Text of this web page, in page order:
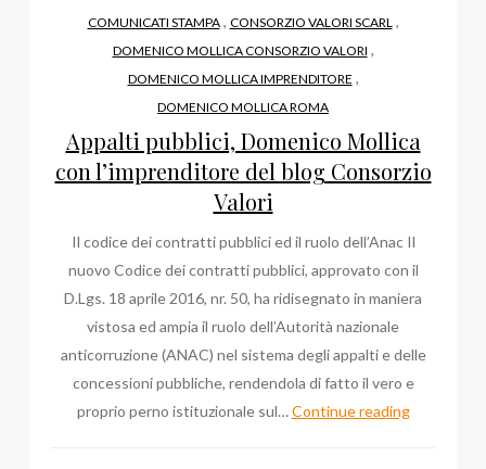
COMUNICATI STAMPA, CONSORZIO VALORI SCARL ,
DOMENICO MOLLICA CONSORZIO VALORI ,
DOMENICO MOLLICA IMPRENDITORE ,
DOMENICO MOLLICA ROMA
Appalti pubblici, Domenico Mollica
con l’imprenditore del blog Consorzio
Valori
Il codice dei contratti pubblici ed il ruolo dell’Anac Il
nuovo Codice dei contratti pubblici, approvato con il
D.Lgs. 18 aprile 2016, nr. 50, ha ridisegnato in maniera
vistosa ed ampia il ruolo dell’Autorità nazionale
anticorruzione (ANAC) nel sistema degli appalti e delle
concessioni pubbliche, rendendola di fatto il vero e
proprio perno istituzionale sul…Continue readingAppalti